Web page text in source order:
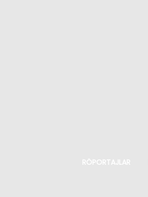
RÖPORTAJLAR